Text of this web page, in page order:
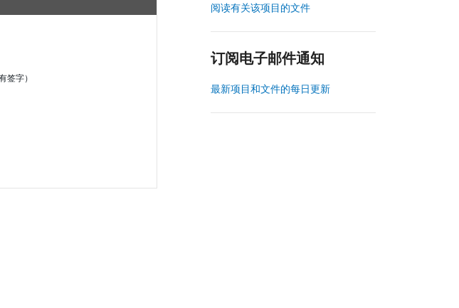
签字）
阅读有关该项目的文件
订阅电子邮件通知
最新项目和文件的每日更新